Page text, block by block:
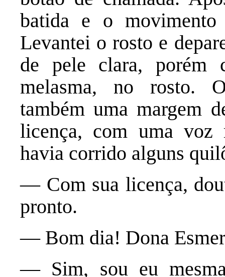
batida e o
Levantei o rosto e
de pele clara, porém
melasma, no rosto.
também uma margem
licença, com uma voz
havia corrido alguns
— Com sua licença,
pronto.
— Bom dia! Dona
— Sim, sou eu